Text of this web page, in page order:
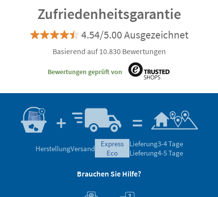
Zufriedenheitsgarantie
4.54/5.00 Ausgezeichnet
Basierend auf 10.830 Bewertungen
Bewertungen geprüft von
HerstellungVersand
express
eco
Lieferung3-4 Tage
Lieferung4-5 Tage
Brauchen Sie Hilfe?